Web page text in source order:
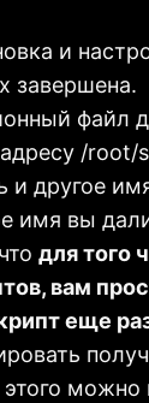
и
завершена.
файл
/root/
другое
имя вы
для того
вам
еще
этого можно